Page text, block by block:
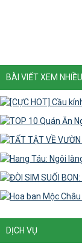
BÀI VIẾT XEM NHIỀU
DỊCH VỤ